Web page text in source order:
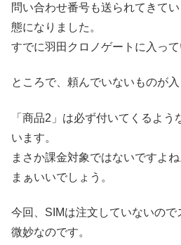
問い合わせ番号も送られてきて
態になりました。
すでに羽田クロノゲートに入って
ところで、頼んでいないものが
「商品2」は必ず付いてくるよ
います。
まさか課金対象ではないですよ
まぁいいでしょう。
今回、SIMは注文していないので
微妙なのです。